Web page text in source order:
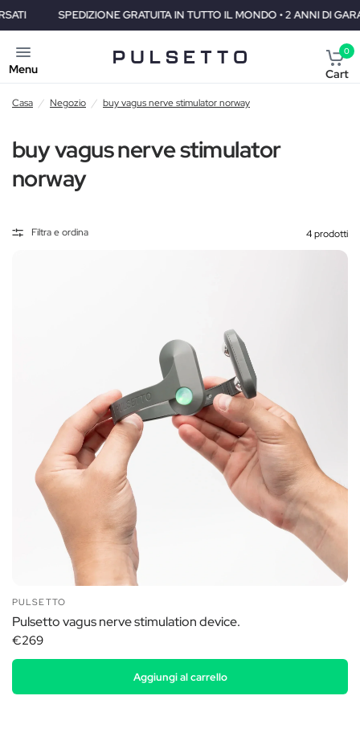
SPEDIZIONE GRATUITA IN TUTTO IL MONDO • 2 ANNI DI GARANZIA • 30
Menu
0
Cart
Casa / Negozio / buy vagus nerve stimulator norway
buy vagus nerve stimulator
norway
Filtra e ordina 4 prodotti
PULSETTO
Pulsetto vagus nerve stimulation device.
€269
Aggiungi al carrello